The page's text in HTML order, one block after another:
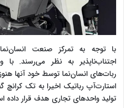
با توجه به تمرکز صنعت
اجتناب‌ناپذیر به نظر می‌رسند.
ربات‌های انسان‌نما توسط خود آنها
تولید واحدهای تجاری هدف قرار داده